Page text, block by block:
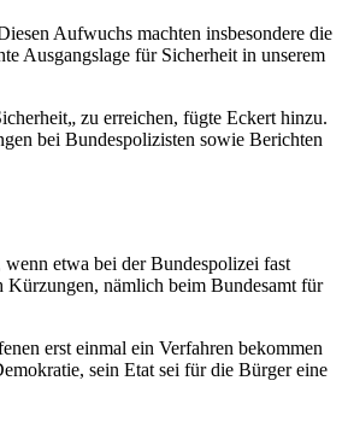
Aufwuchs machten insbesondere die
Ausgangslage für Sicherheit in unserem
zu erreichen, fügte Eckert hinzu.
bei Bundespolizisten sowie Berichten
wenn etwa bei der Bundespolizei fast
Kürzungen, nämlich beim Bundesamt für
erst einmal ein Verfahren bekommen
sein Etat sei für die Bürger eine